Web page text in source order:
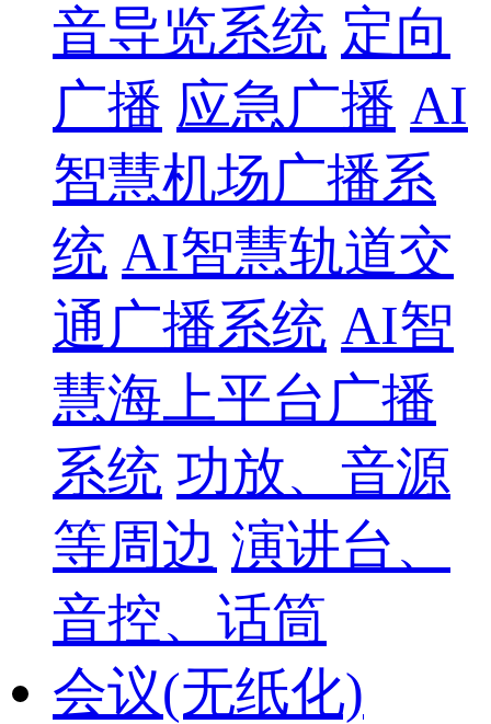
音导览系统 定向
广播 应急广播 AI
智慧机场广播系
统 AI智慧轨道交
通广播系统 AI智
慧海上平台广播
系统 功放、音源
等周边 演讲台、
音控、话筒
会议(无纸化)